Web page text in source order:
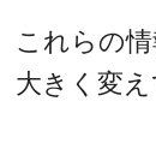
これらの
大きく変え